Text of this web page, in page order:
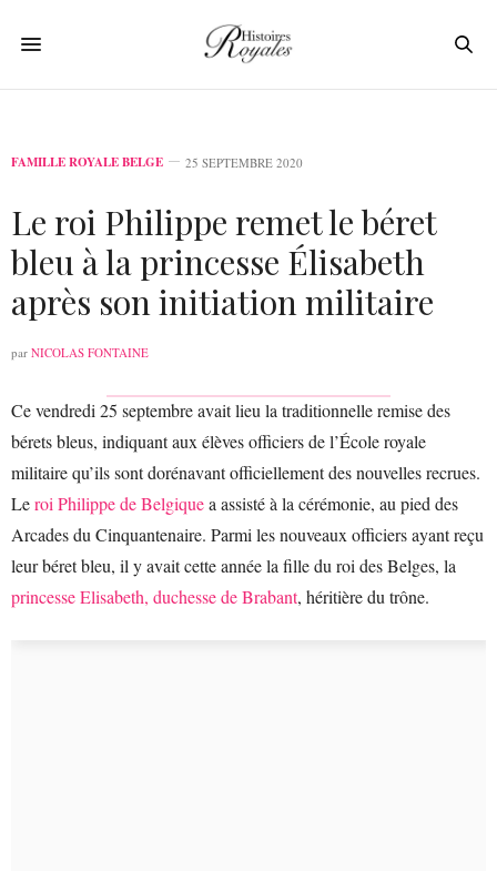
FAMILLE ROYALE BELGE 25 SEPTEMBRE 2020
Le roi Philippe remet le béret
bleu à la princesse Élisabeth
après son initiation militaire
par NICOLAS FONTAINE
Ce vendredi 25 septembre avait lieu la traditionnelle remise des
bérets bleus, indiquant aux élèves officiers de l’École royale
militaire qu’ils sont dorénavant officiellement des nouvelles recrues.
Leroi Philippe de Belgiquea assisté à la cérémonie, au pied des
Arcades du Cinquantenaire. Parmi les nouveaux officiers ayant reçu
leur béret bleu, il y avait cette année la fille du roi des Belges, la
princesse Elisabeth, duchesse de Brabant, héritière du trône.